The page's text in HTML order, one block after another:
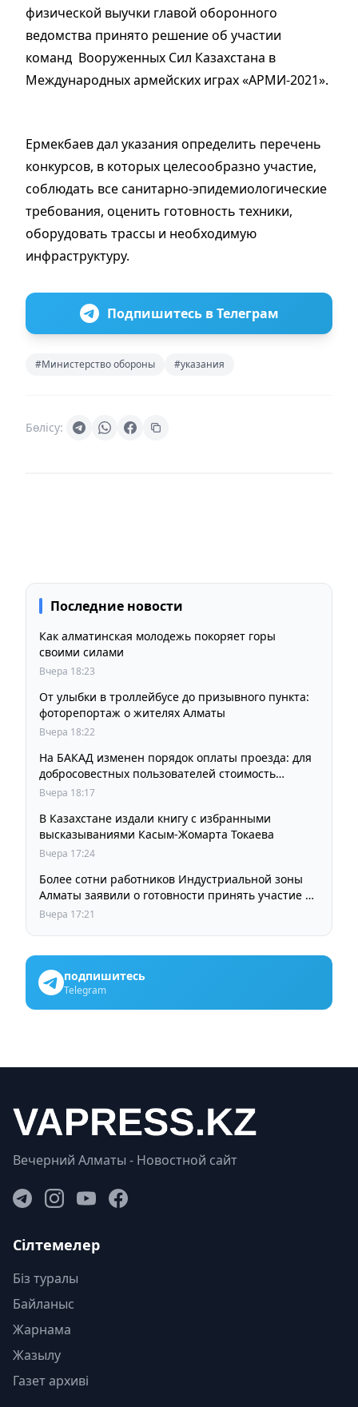
физической выучки главой оборонного
ведомства принято решение об участии
команд Вооруженных Сил Казахстана в
Международных армейских играх «АРМИ-2021».
Ермекбаев дал указания определить перечень
конкурсов, в которых целесообразно участие,
соблюдать все санитарно-эпидемиологические
требования, оценить готовность техники,
оборудовать трассы и необходимую
инфраструктуру.
Подпишитесь в Телеграм
#Министерство обороны #указания
Бөлісу:
Последние новости
Как алматинская молодежь покоряет горы
своими силами
Вчера 18:23
От улыбки в троллейбусе до призывного пункта:
фоторепортаж о жителях Алматы
Вчера 18:22
На БАКАД изменен порядок оплаты проезда: для
добросовестных пользователей стоимость
остается прежней
Вчера 18:17
В Казахстане издали книгу с избранными
высказываниями Касым-Жомарта Токаева
Вчера 17:24
Более сотни работников Индустриальной зоны
Алматы заявили о готовности принять участие в
выборах членов Курылтая
Вчера 17:21
подпишитесь
Telegram
Вечерний Алматы - Новостной сайт
Сілтемелер
Біз туралы
Байланыс
Жарнама
Жазылу
Газет архиві